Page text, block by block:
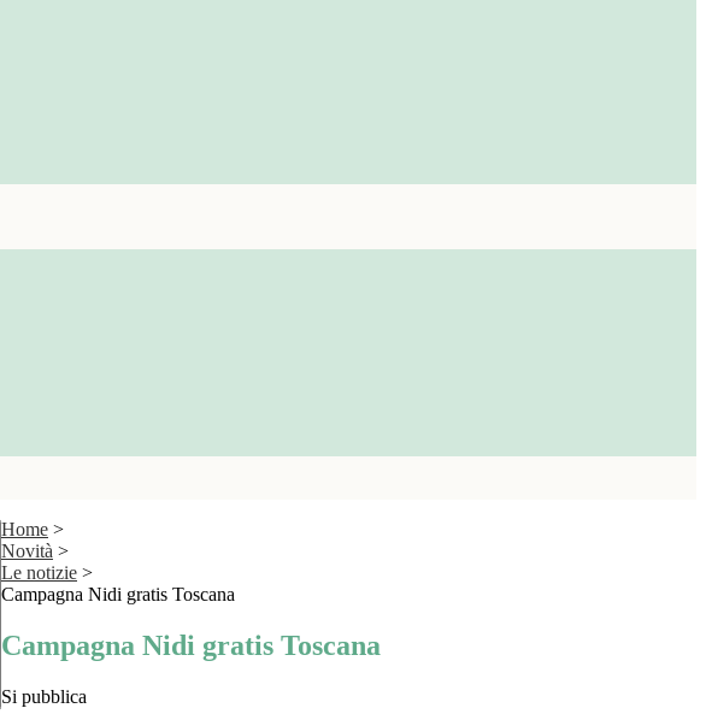
Home >
Novità >
Le notizie >
Campagna Nidi gratis Toscana
Campagna Nidi gratis Toscana
Si pubblica